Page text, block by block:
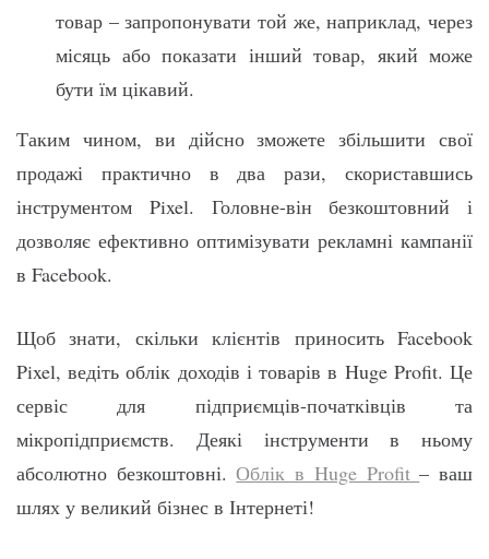
товар – запропонувати той же, наприклад, через
місяць або показати інший товар, який може
бути їм цікавий.
Таким чином, ви дійсно зможете збільшити свої
продажі практично в два рази, скориставшись
інструментом Pixel. Головне-він безкоштовний і
дозволяє ефективно оптимізувати рекламні кампанії
в Facebook.
Щоб знати, скільки клієнтів приносить Facebook
Pixel, ведіть облік доходів і товарів в Huge Profit. Це
сервіс для підприємців-початківців та
мікропідприємств. Деякі інструменти в ньому
абсолютно безкоштовні.Облік в Huge Profit– ваш
шлях у великий бізнес в Інтернеті!